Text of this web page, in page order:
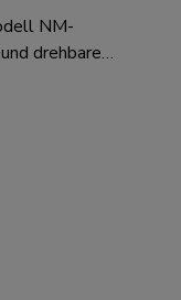
NM-
drehbare
27" (69 cm).
oder
dreh- (360°)
es die
ändern, um von
Flachbildschirms,
von 0 bis